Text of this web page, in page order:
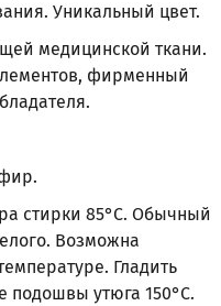
Уникальный цвет.
медицинской ткани.
фирменный
стирки 85°С. Обычный
Возможна
Гладить
подошвы утюга 150°С.